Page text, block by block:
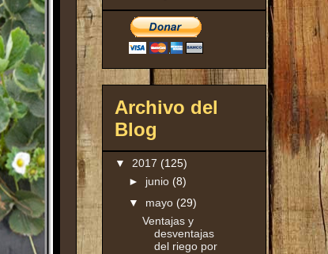
Archivo del
Blog
▼ 2017 (125)
► junio (8)
▼ mayo (29)
Ventajas y
desventajas
del riego por